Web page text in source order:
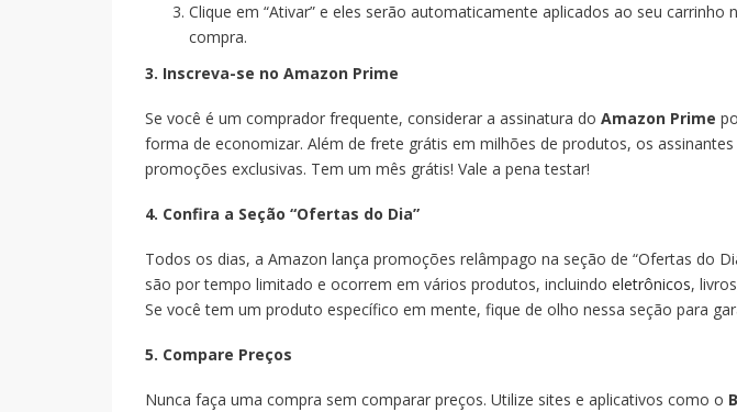
Clique em “Ativar” e eles serão automaticamente aplicados ao seu carrinho
compra.
3. Inscreva-se no Amazon Prime
Se você é um comprador frequente, considerar a assinatura do Amazon Prime
forma de economizar. Além de frete grátis em milhões de produtos, os
promoções exclusivas. Tem um mês grátis! Vale a pena testar!
4. Confira a Seção “Ofertas do Dia”
Todos os dias, a Amazon lança promoções relâmpago na seção de “Ofertas do
são por tempo limitado e ocorrem em vários produtos, incluindo eletrônicos,
Se você tem um produto específico em mente, fique de olho nessa seção para
5. Compare Preços
Nunca faça uma compra sem comparar preços. Utilize sites e aplicativos como o